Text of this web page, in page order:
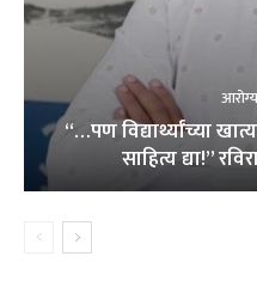
“…पण विद्यार्थ्यांच्या
साहित्य द्या!”